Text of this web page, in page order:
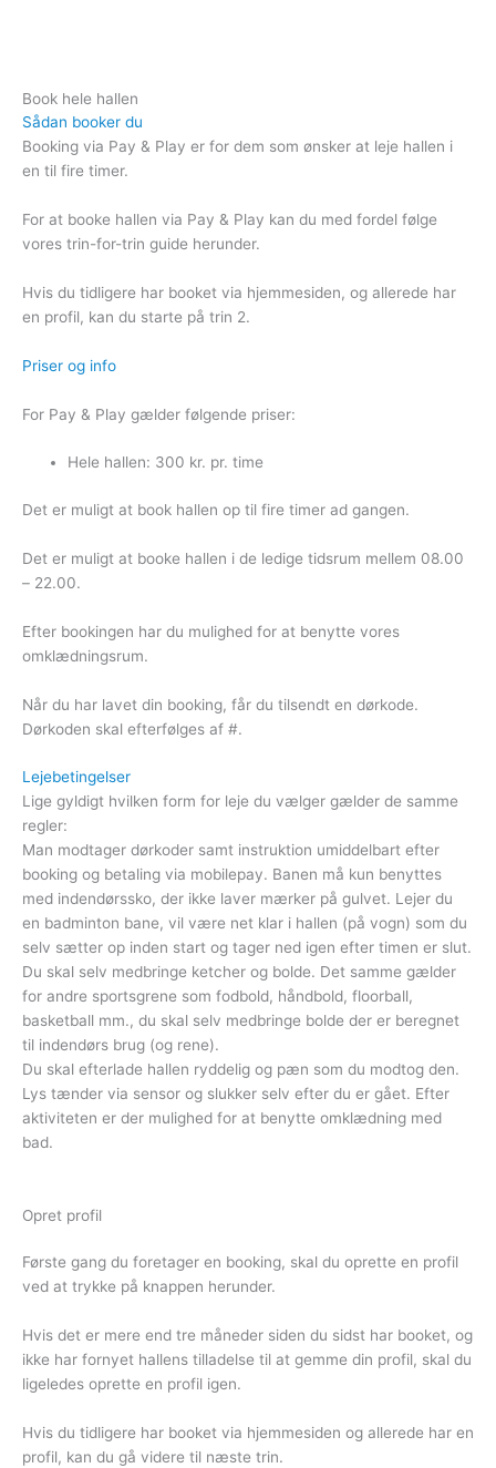
Book hele hallen
Sådan booker du
Booking via Pay & Play er for dem som ønsker at leje hallen i
en til fire timer.
For at booke hallen via Pay & Play kan du med fordel følge
vores trin-for-trin guide herunder.
Hvis du tidligere har booket via hjemmesiden, og allerede har
en profil, kan du starte på trin 2.
Priser og info
For Pay & Play gælder følgende priser:
Hele hallen: 300 kr. pr. time
Det er muligt at book hallen op til fire timer ad gangen.
Det er muligt at booke hallen i de ledige tidsrum mellem 08.00
– 22.00.
Efter bookingen har du mulighed for at benytte vores
omklædningsrum.
Når du har lavet din booking, får du tilsendt en dørkode.
Dørkoden skal efterfølges af #.
Lejebetingelser
Lige gyldigt hvilken form for leje du vælger gælder de samme
regler:
Man modtager dørkoder samt instruktion umiddelbart efter
booking og betaling via mobilepay. Banen må kun benyttes
med indendørssko, der ikke laver mærker på gulvet. Lejer du
en badminton bane, vil være net klar i hallen (på vogn) som du
selv sætter op inden start og tager ned igen efter timen er slut.
Du skal selv medbringe ketcher og bolde. Det samme gælder
for andre sportsgrene som fodbold, håndbold, floorball,
basketball mm., du skal selv medbringe bolde der er beregnet
til indendørs brug (og rene).
Du skal efterlade hallen ryddelig og pæn som du modtog den.
Lys tænder via sensor og slukker selv efter du er gået. Efter
aktiviteten er der mulighed for at benytte omklædning med
bad.
Opret profil
Første gang du foretager en booking, skal du oprette en profil
ved at trykke på knappen herunder.
Hvis det er mere end tre måneder siden du sidst har booket, og
ikke har fornyet hallens tilladelse til at gemme din profil, skal du
ligeledes oprette en profil igen.
Hvis du tidligere har booket via hjemmesiden og allerede har en
profil, kan du gå videre til næste trin.